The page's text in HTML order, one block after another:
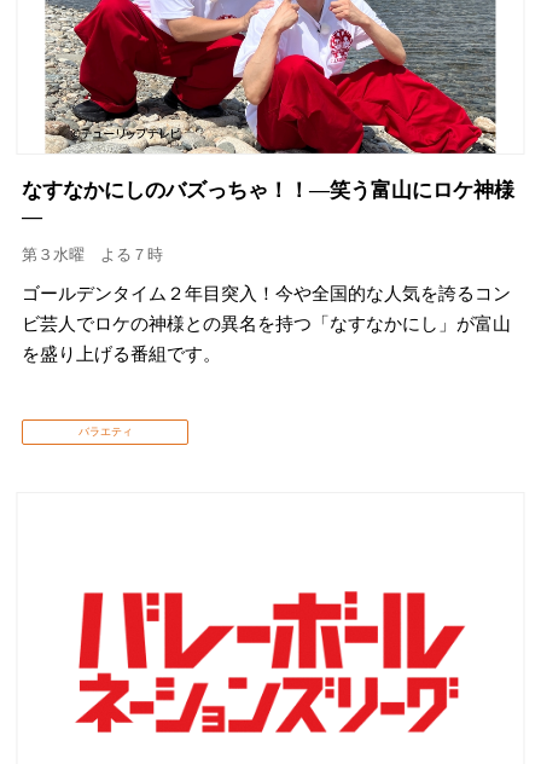
なすなかにしのバズっちゃ！！―笑う富山にロケ神様
―
第３水曜 よる７時
ゴールデンタイム２年目突入！今や全国的な人気を誇るコン
ビ芸人でロケの神様との異名を持つ「なすなかにし」が富山
を盛り上げる番組です。
バラエティ